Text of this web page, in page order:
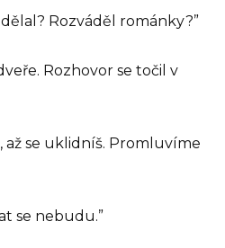
Rozváděl románky?”
Rozhovor se točil v
až se uklidníš. Promluvíme
se nebudu.”